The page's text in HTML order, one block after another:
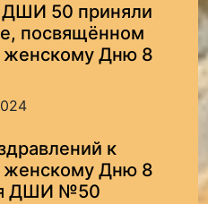
ДШИ 50 приняли
посвящённом
Дню 8
к
Дню 8
ДШИ №50